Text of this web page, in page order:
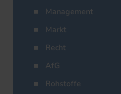
Management
Markt
Recht
AfG
Rohstoffe